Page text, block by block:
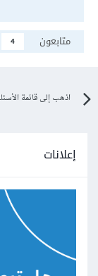
متابعون
4
اذهب إلى قائمة الأسئلة
إعلانات